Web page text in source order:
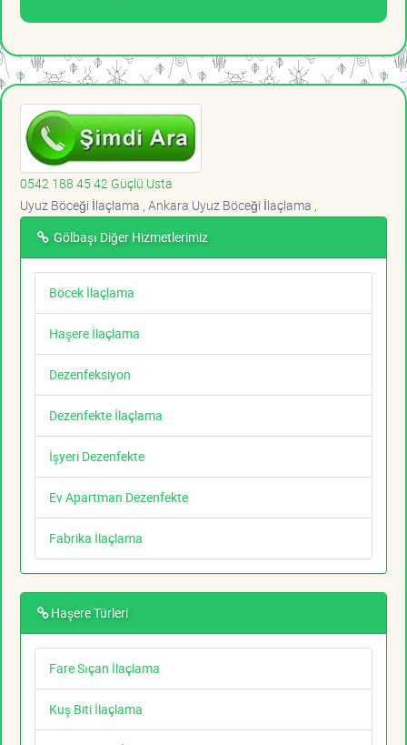
0542 188 45 42 Güçlü Usta
Uyuz Böceği İlaçlama , Ankara Uyuz Böceği İlaçlama ,
Gölbaşı Diğer Hizmetlerimiz
Böcek İlaçlama
Haşere İlaçlama
Dezenfeksiyon
Dezenfekte İlaçlama
İşyeri Dezenfekte
Ev Apartman Dezenfekte
Fabrika İlaçlama
Haşere Türleri
Fare Sıçan İlaçlama
Kuş Biti İlaçlama